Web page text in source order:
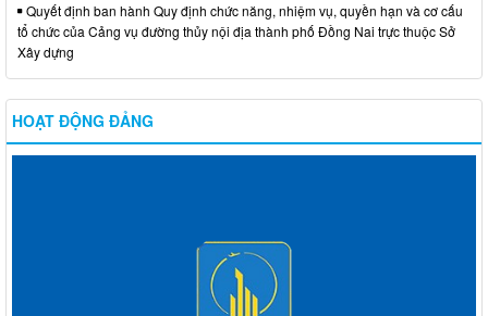
Quyết định ban hành Quy định chức năng, nhiệm vụ, quyền hạn và cơ cấu
tổ chức của Cảng vụ đường thủy nội địa thành phố Đồng Nai trực thuộc Sở
Xây dựng
HOẠT ĐỘNG ĐẢNG